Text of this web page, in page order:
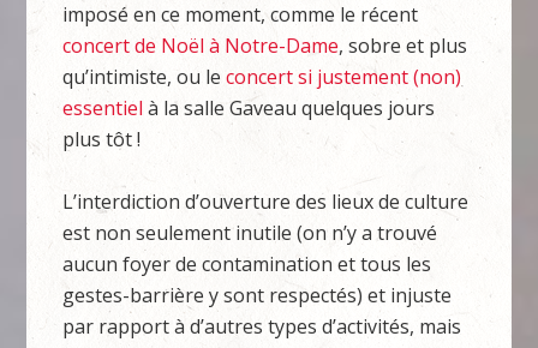
imposé en ce moment, comme le récent
concert de Noël à Notre-Dame, sobre et plus
qu’intimiste, ou leconcert si justement (non)
essentiel à la salle Gaveau quelques jours
plus tôt !
L’interdiction d’ouverture des lieux de culture
est non seulement inutile (on n’y a trouvé
aucun foyer de contamination et tous les
gestes-barrière y sont respectés) et injuste
par rapport à d’autres types d’activités, mais